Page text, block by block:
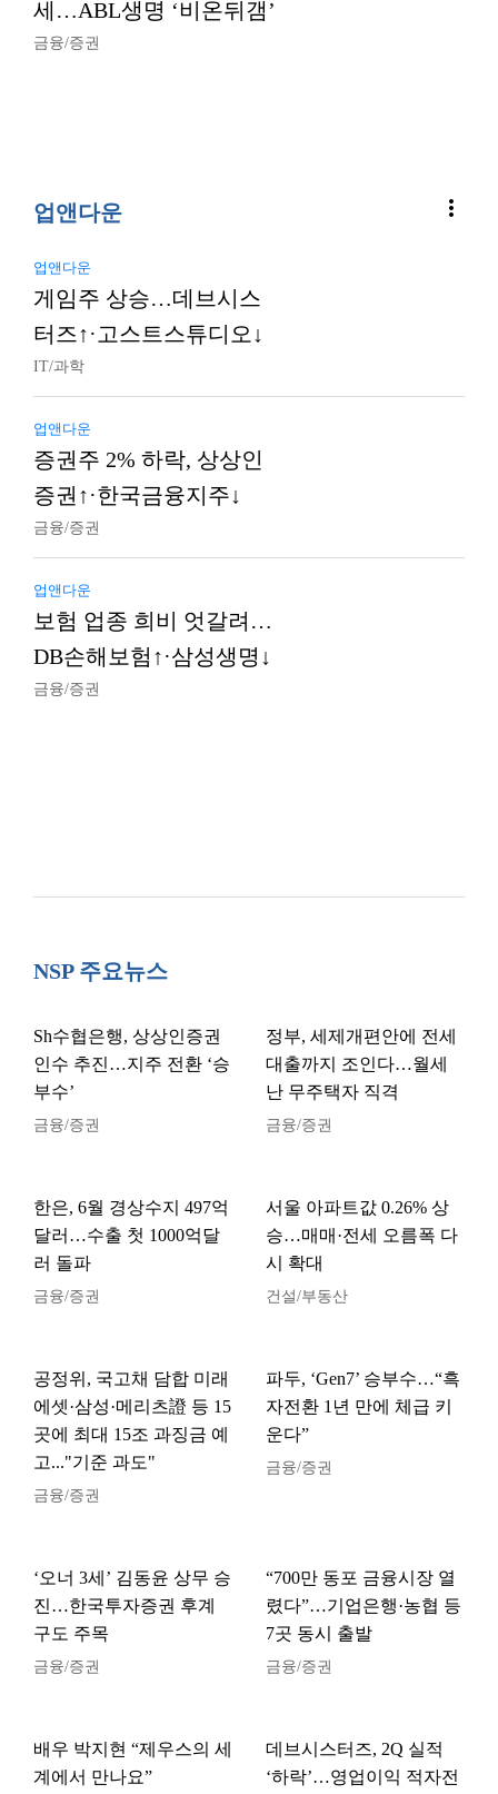
세…ABL생명 ‘비온뒤갬’
금융/증권
업앤다운 more_vert
업앤다운
게임주 상승…데브시스
터즈↑·고스트스튜디오↓
IT/과학
업앤다운
증권주 2% 하락, 상상인
증권↑·한국금융지주↓
금융/증권
업앤다운
보험 업종 희비 엇갈려…
DB손해보험↑·삼성생명↓
금융/증권
NSP 주요뉴스
Sh수협은행, 상상인증권
인수 추진…지주 전환 ‘승
부수’
금융/증권
정부, 세제개편안에 전세
대출까지 조인다…월세
난 무주택자 직격
금융/증권
한은, 6월 경상수지 497억
달러…수출 첫 1000억달
러 돌파
금융/증권
서울 아파트값 0.26% 상
승…매매·전세 오름폭 다
시 확대
건설/부동산
공정위, 국고채 담합 미래
에셋·삼성·메리츠證 등 15
곳에 최대 15조 과징금 예
고..."기준 과도"
금융/증권
파두, ‘Gen7’ 승부수…“흑
자전환 1년 만에 체급 키
운다”
금융/증권
‘오너 3세’ 김동윤 상무 승
진…한국투자증권 후계
구도 주목
금융/증권
“700만 동포 금융시장 열
렸다”…기업은행·농협 등
7곳 동시 출발
금융/증권
배우 박지현 “제우스의 세
계에서 만나요”
데브시스터즈, 2Q 실적
‘하락’…영업이익 적자전